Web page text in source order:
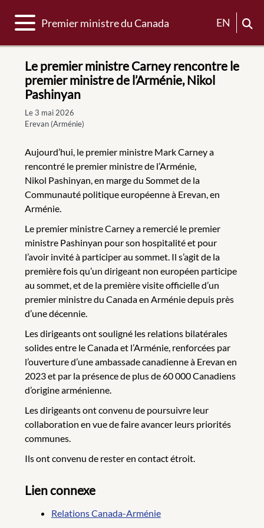
Basculer la navigation
Premier ministre du Canada EN
Le premier ministre Carney rencontre le
premier ministre de l’Arménie, Nikol
Pashinyan
Le 3 mai 2026
Erevan (Arménie)
Aujourd’hui, le premier ministre Mark Carney a
rencontré le premier ministre de l’Arménie,
Nikol Pashinyan, en marge du Sommet de la
Communauté politique européenne à Erevan, en
Arménie.
Le premier ministre Carney a remercié le premier
ministre Pashinyan pour son hospitalité et pour
l’avoir invité à participer au sommet. Il s’agit de la
première fois qu’un dirigeant non européen participe
au sommet, et de la première visite officielle d’un
premier ministre du Canada en Arménie depuis près
d’une décennie.
Les dirigeants ont souligné les relations bilatérales
solides entre le Canada et l’Arménie, renforcées par
l’ouverture d’une ambassade canadienne à Erevan en
2023 et par la présence de plus de 60 000 Canadiens
d’origine arménienne.
Les dirigeants ont convenu de poursuivre leur
collaboration en vue de faire avancer leurs priorités
communes.
Ils ont convenu de rester en contact étroit.
Lien connexe
Relations Canada-Arménie